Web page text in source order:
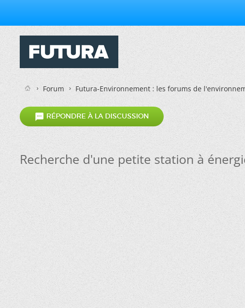
Forum Futura-Environnement : les forums de
 RÉPONDRE À LA DISCUSSION
Recherche d'une petite station à